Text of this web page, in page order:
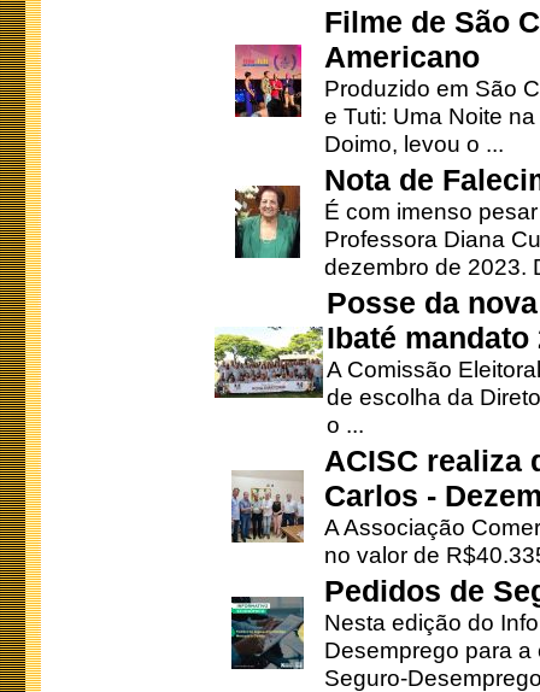
Filme de São
Americano
Produzido em São
e Tuti: Uma Noite
Doimo, levou o ...
Nota de
É com imenso
Professora Diana
dezembro de 2023.
Posse da
Ibaté mandato
A Comissão
de escolha da
o ...
ACISC realiza
Carlos -
A Associação
no valor de
Pedidos de
Nesta edição do
Desemprego para
Seguro-